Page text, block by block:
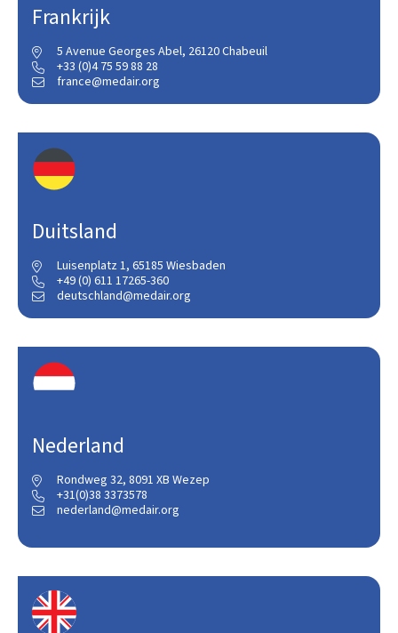
Frankrijk
 5 Avenue Georges Abel, 26120 Chabeuil
 +33 (0)4 75 59 88 28
 france@medair.org
Duitsland
 Luisenplatz 1, 65185 Wiesbaden
 +49 (0) 611 17265-360
 deutschland@medair.org
Nederland
 Rondweg 32, 8091 XB Wezep
 +31(0)38 3373578
 nederland@medair.org